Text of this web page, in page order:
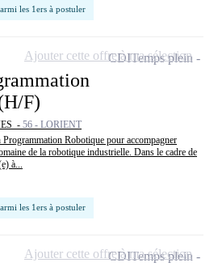
les 1ers à postuler
F)
- 56 - LORIENT
Robotique pour accompagner
de la robotique industrielle. Dans le cadre de
à...
les 1ers à postuler
CDITemps plein
Ajouter cette offre à ma sélection
CDITemps plein
Ajouter cette offre à ma sélection